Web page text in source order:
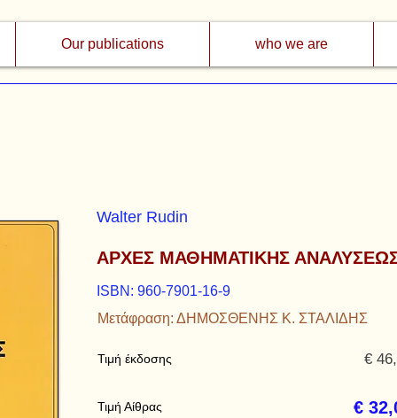
Our publications who we are
Walter Rudin
ΑΡΧΕΣ ΜΑΘΗΜΑΤΙΚΗΣ
ISBN: 960-7901-16-9
Μετάφραση: ΔΗΜΟΣΘΕΝΗΣ Κ. ΣΤΑΛΙΔΗΣ
Τιμή έκδοσης
Τιμή Αίθρας
€
€